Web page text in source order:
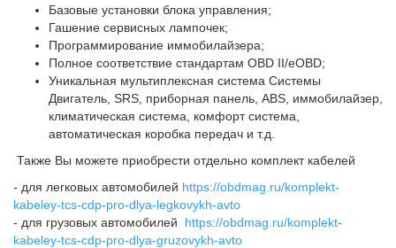
Базовые установки блока управления;
Гашение сервисных лампочек;
Программирование иммобилайзера;
Полное соответствие стандартам OBD II/eOBD;
Уникальная мультиплексная система Системы
Двигатель, SRS, приборная панель, ABS, иммобилайзер,
климатическая система, комфорт система,
автоматическая коробка передач и т.д.
Также Вы можете приобрести отдельно комплект кабелей
- для легковых автомобилей https://obdmag.ru/komplekt-
kabeley-tcs-cdp-pro-dlya-legkovykh-avto
- для грузовых автомобилей https://obdmag.ru/komplekt-
kabeley-tcs-cdp-pro-dlya-gruzovykh-avto